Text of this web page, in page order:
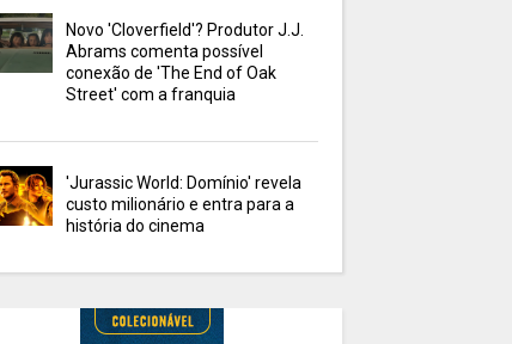
Novo 'Cloverfield'? Produtor J.J.
Abrams comenta possível
conexão de 'The End of Oak
Street' com a franquia
'Jurassic World: Domínio' revela
custo milionário e entra para a
história do cinema